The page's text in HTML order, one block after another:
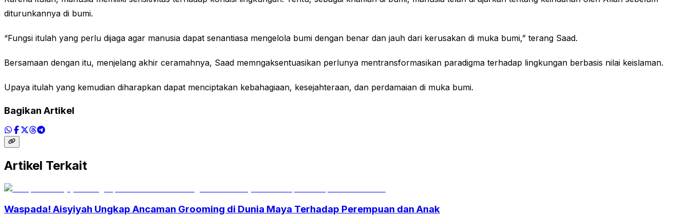
diturunkannya di bumi.
“Fungsi itulah yang perlu dijaga agar manusia dapat senantiasa mengelola bumi dengan benar dan jauh dari kerusakan di muka bumi,” terang Saad.
Bersamaan dengan itu, menjelang akhir ceramahnya, Saad memngaksentuasikan perlunya mentransformasikan paradigma terhadap lingkungan berbasis nilai keislaman.
Upaya itulah yang kemudian diharapkan dapat menciptakan kebahagiaan, kesejahteraan, dan perdamaian di muka bumi.
Bagikan Artikel
Artikel Terkait
Waspada! Aisyiyah Ungkap Ancaman Grooming di Dunia Maya Terhadap Perempuan dan Anak